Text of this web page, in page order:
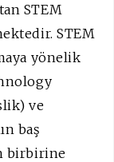
STEM
STEM
yönelik
ve
baş
birbirine